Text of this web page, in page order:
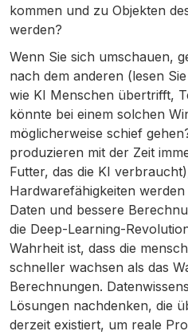
kommen und zu Objekten
werden?
Wenn Sie sich umschauen,
nach dem anderen (lesen
wie KI Menschen übertrifft,
könnte bei einem solchen
möglicherweise schief
produzieren mit der Zeit
Futter, das die KI
Hardwarefähigkeiten
Daten und bessere
die Deep-Learning-
Wahrheit ist, dass die
schneller wachsen als das
Berechnungen.
Lösungen nachdenken, die
derzeit existiert, um reale